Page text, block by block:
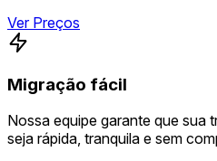
Ver Preços
Migração fácil
Nossa equipe garante que sua
seja rápida, tranquila e sem